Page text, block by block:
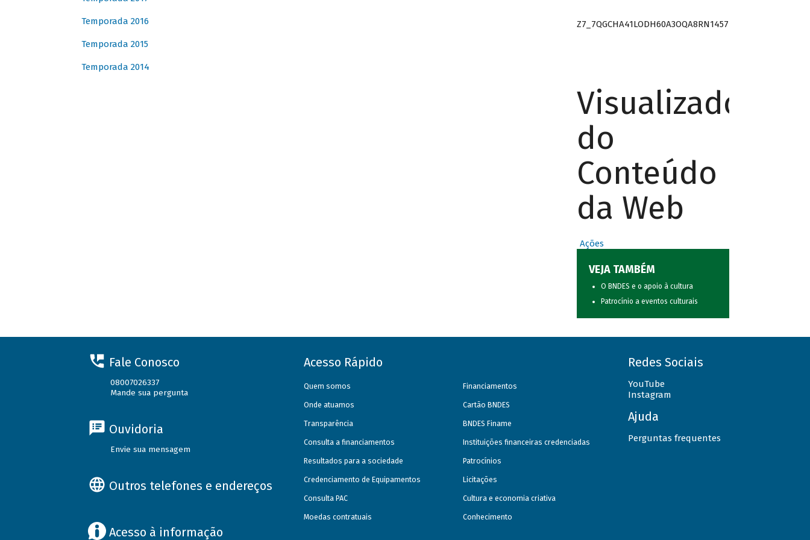
Temporada 2016
Temporada 2015
Temporada 2014
Z7_7QGCHA41LODH60A3OQA8RN1457
Visualizador
do
Conteúdo
da Web
Ações
VEJA TAMBÉM
O BNDES e o apoio à cultura
Patrocínio a eventos culturais
Fale Conosco
08007026337
Mande sua pergunta
Ouvidoria
Envie sua mensagem
Outros telefones e endereços
Acesso à informação
Acesso Rápido
Quem somos
Onde atuamos
Transparência
Consulta a financiamentos
Resultados para a sociedade
Credenciamento de Equipamentos
Consulta PAC
Moedas contratuais
Financiamentos
Cartão BNDES
BNDES Finame
Instituições financeiras credenciadas
Patrocínios
Licitações
Cultura e economia criativa
Conhecimento
Redes Sociais
YouTube
Instagram
Ajuda
Perguntas frequentes